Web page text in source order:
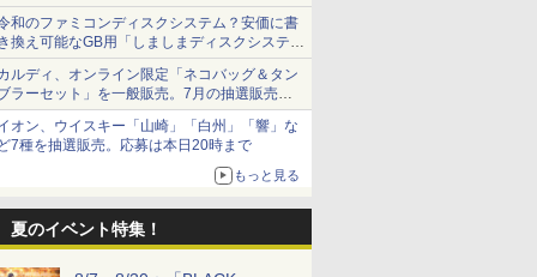
和のファミコンディスクシステム？安価に書
換え可能なGB用「しましまディスクシステ
」
ルディ、オンライン限定「ネコバッグ＆タン
ラーセット」を一般販売。7月の抽選販売の
選無効分
オン、ウイスキー「山崎」「白州」「響」な
7種を抽選販売。応募は本日20時まで
もっと見る
夏のイベント特集！